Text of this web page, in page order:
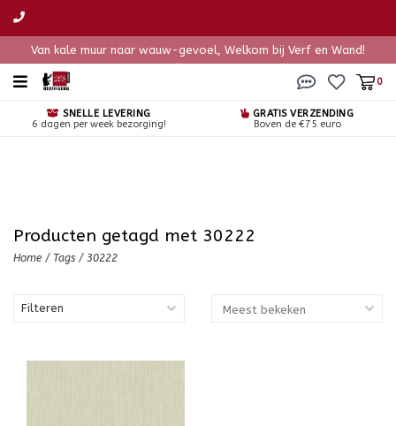
Van kale muur naar wauw-gevoel, Welkom bij Verf en Wand!
0
SNELLE LEVERING
6 dagen per week bezorging!
GRATIS VERZENDING
Boven de €75 euro
Producten getagd met 30222
Home / Tags / 30222
Filteren